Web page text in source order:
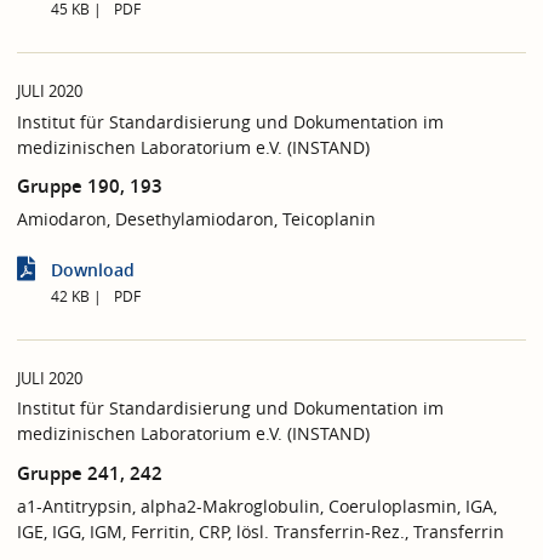
45 KB PDF
JULI 2020
Institut für Standardisierung und Dokumentation im
medizinischen Laboratorium e.V. (INSTAND)
Gruppe 190, 193
Amiodaron, Desethylamiodaron, Teicoplanin
Download
42 KB PDF
JULI 2020
Institut für Standardisierung und Dokumentation im
medizinischen Laboratorium e.V. (INSTAND)
Gruppe 241, 242
a1-Antitrypsin, alpha2-Makroglobulin, Coeruloplasmin, IGA,
IGE, IGG, IGM, Ferritin, CRP, lösl. Transferrin-Rez., Transferrin